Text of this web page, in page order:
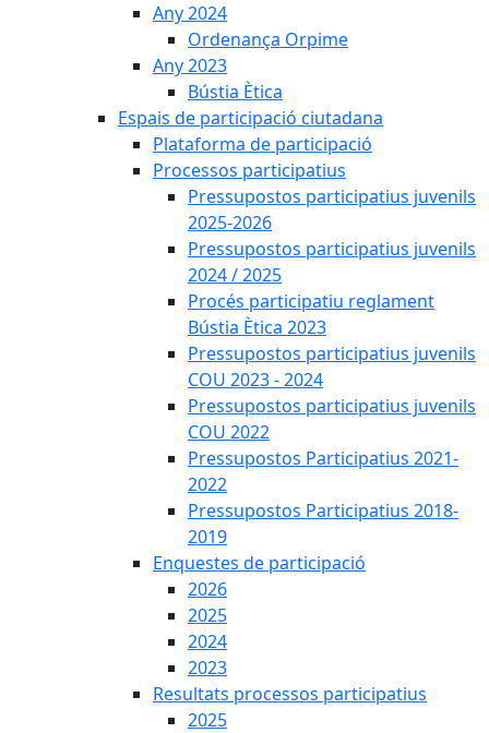
Any 2024
Ordenança Orpime
Any 2023
Bústia Ètica
Espais de participació ciutadana
Plataforma de participació
Processos participatius
Pressupostos participatius juvenils
2025-2026
Pressupostos participatius juvenils
2024 / 2025
Procés participatiu reglament
Bústia Ètica 2023
Pressupostos participatius juvenils
COU 2023 - 2024
Pressupostos participatius juvenils
COU 2022
Pressupostos Participatius 2021-
2022
Pressupostos Participatius 2018-
2019
Enquestes de participació
2026
2025
2024
2023
Resultats processos participatius
2025